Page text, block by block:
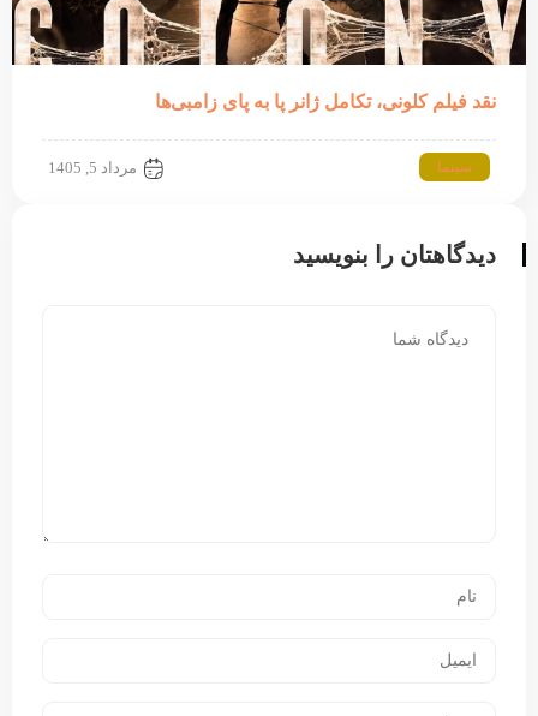
نقد فیلم کلونی، تکامل ژانر پا به پای زامبی‌ها
سینما مرداد 5, 1405
دیدگاهتان را بنویسید